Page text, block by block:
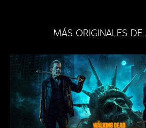
MÁS ORIGINALES